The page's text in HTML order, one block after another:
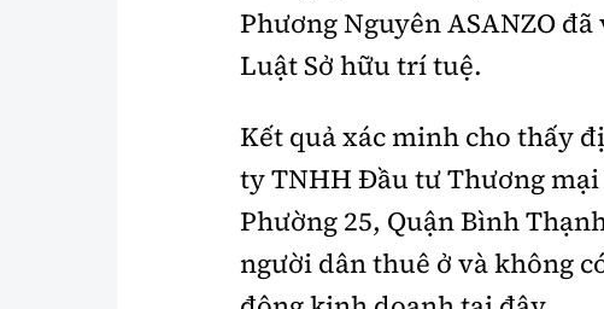
Phương Nguyên ASANZO
Luật Sở hữu trí tuệ.
Kết quả xác minh cho thấy
ty TNHH Đầu tư Thương mại
Phường 25, Quận Bình
người dân thuê ở và không